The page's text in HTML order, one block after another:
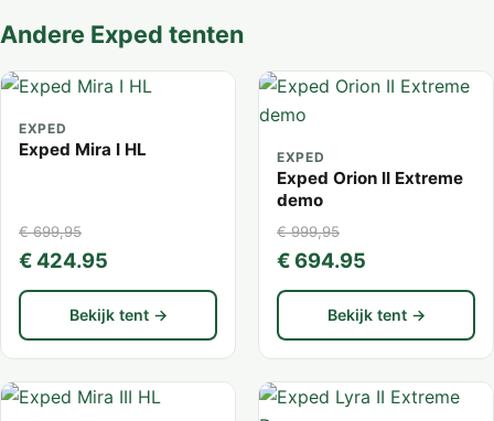
Andere Exped tenten
EXPED
Exped Mira I HL
€ 699,95
€ 424.95
Bekijk tent →
EXPED
Exped Orion II Extreme
demo
€ 999,95
€ 694.95
Bekijk tent →